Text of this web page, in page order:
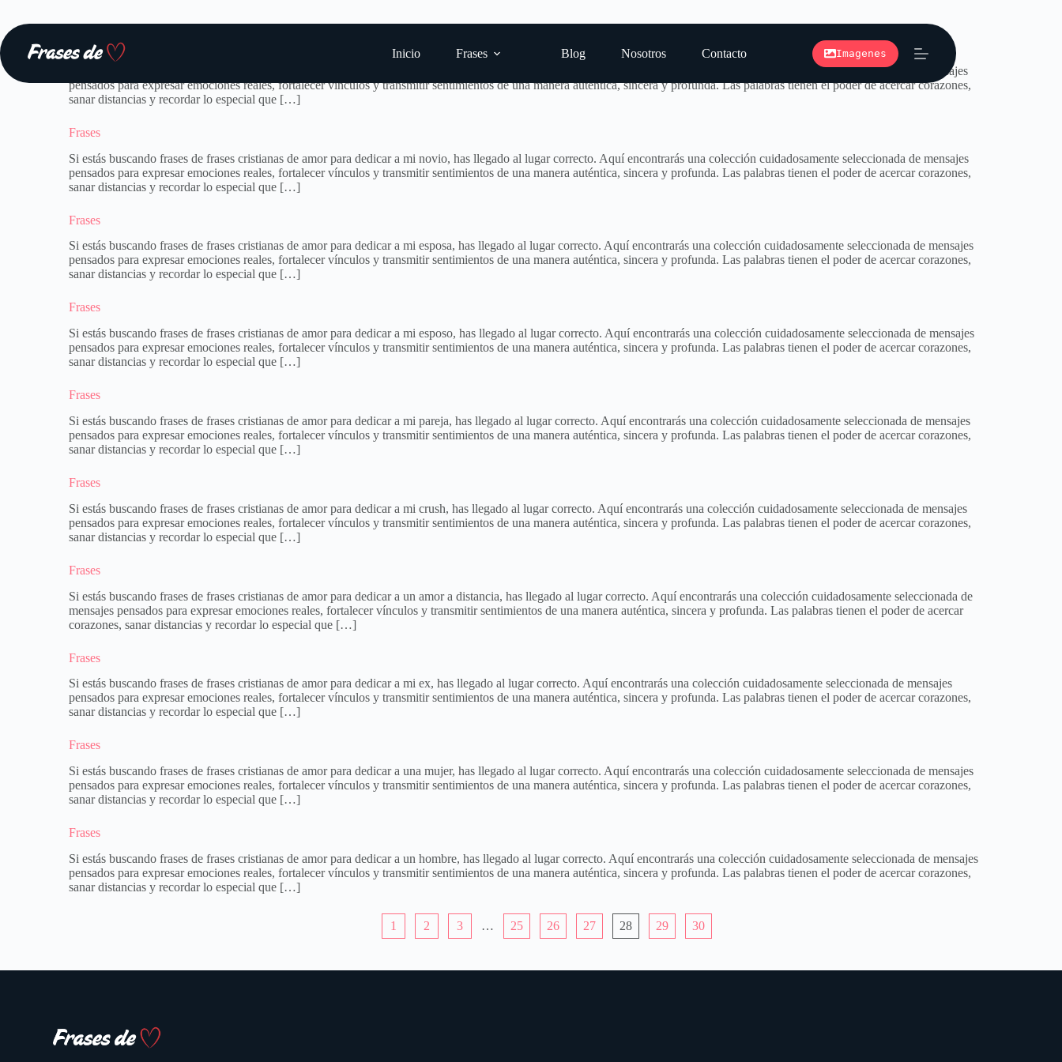
contenido
Inicio
Frases Blog Nosotros Contacto Imagenes
Frases
Si estás buscando frases de frases cristianas de amor para dedicar a mi novia, has llegado al lugar correcto. Aquí encontrarás una colección cuidadosamente seleccionada de mensajes
pensados para expresar emociones reales, fortalecer vínculos y transmitir sentimientos de una manera auténtica, sincera y profunda. Las palabras tienen el poder de acercar corazones,
sanar distancias y recordar lo especial que […]
Frases
Si estás buscando frases de frases cristianas de amor para dedicar a mi novio, has llegado al lugar correcto. Aquí encontrarás una colección cuidadosamente seleccionada de mensajes
pensados para expresar emociones reales, fortalecer vínculos y transmitir sentimientos de una manera auténtica, sincera y profunda. Las palabras tienen el poder de acercar corazones,
sanar distancias y recordar lo especial que […]
Frases
Si estás buscando frases de frases cristianas de amor para dedicar a mi esposa, has llegado al lugar correcto. Aquí encontrarás una colección cuidadosamente seleccionada de mensajes
pensados para expresar emociones reales, fortalecer vínculos y transmitir sentimientos de una manera auténtica, sincera y profunda. Las palabras tienen el poder de acercar corazones,
sanar distancias y recordar lo especial que […]
Frases
Si estás buscando frases de frases cristianas de amor para dedicar a mi esposo, has llegado al lugar correcto. Aquí encontrarás una colección cuidadosamente seleccionada de mensajes
pensados para expresar emociones reales, fortalecer vínculos y transmitir sentimientos de una manera auténtica, sincera y profunda. Las palabras tienen el poder de acercar corazones,
sanar distancias y recordar lo especial que […]
Frases
Si estás buscando frases de frases cristianas de amor para dedicar a mi pareja, has llegado al lugar correcto. Aquí encontrarás una colección cuidadosamente seleccionada de mensajes
pensados para expresar emociones reales, fortalecer vínculos y transmitir sentimientos de una manera auténtica, sincera y profunda. Las palabras tienen el poder de acercar corazones,
sanar distancias y recordar lo especial que […]
Frases
Si estás buscando frases de frases cristianas de amor para dedicar a mi crush, has llegado al lugar correcto. Aquí encontrarás una colección cuidadosamente seleccionada de mensajes
pensados para expresar emociones reales, fortalecer vínculos y transmitir sentimientos de una manera auténtica, sincera y profunda. Las palabras tienen el poder de acercar corazones,
sanar distancias y recordar lo especial que […]
Frases
Si estás buscando frases de frases cristianas de amor para dedicar a un amor a distancia, has llegado al lugar correcto. Aquí encontrarás una colección cuidadosamente seleccionada de
mensajes pensados para expresar emociones reales, fortalecer vínculos y transmitir sentimientos de una manera auténtica, sincera y profunda. Las palabras tienen el poder de acercar
corazones, sanar distancias y recordar lo especial que […]
Frases
Si estás buscando frases de frases cristianas de amor para dedicar a mi ex, has llegado al lugar correcto. Aquí encontrarás una colección cuidadosamente seleccionada de mensajes
pensados para expresar emociones reales, fortalecer vínculos y transmitir sentimientos de una manera auténtica, sincera y profunda. Las palabras tienen el poder de acercar corazones,
sanar distancias y recordar lo especial que […]
Frases
Si estás buscando frases de frases cristianas de amor para dedicar a una mujer, has llegado al lugar correcto. Aquí encontrarás una colección cuidadosamente seleccionada de mensajes
pensados para expresar emociones reales, fortalecer vínculos y transmitir sentimientos de una manera auténtica, sincera y profunda. Las palabras tienen el poder de acercar corazones,
sanar distancias y recordar lo especial que […]
Frases
Si estás buscando frases de frases cristianas de amor para dedicar a un hombre, has llegado al lugar correcto. Aquí encontrarás una colección cuidadosamente seleccionada de mensajes
pensados para expresar emociones reales, fortalecer vínculos y transmitir sentimientos de una manera auténtica, sincera y profunda. Las palabras tienen el poder de acercar corazones,
sanar distancias y recordar lo especial que […]
1 2 3 … 25 26 27 28 29 30